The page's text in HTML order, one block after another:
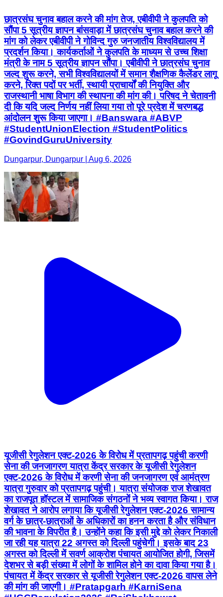
छात्रसंघ चुनाव बहाल करने की मांग तेज, एबीवीपी ने कुलपति को
सौंपा 5 सूत्रीय ज्ञापन बांसवाड़ा में छात्रसंघ चुनाव बहाल करने की
मांग को लेकर एबीवीपी ने गोविन्द गुरु जनजातीय विश्वविद्यालय में
प्रदर्शन किया। कार्यकर्ताओं ने कुलपति के माध्यम से उच्च शिक्षा
मंत्री के नाम 5 सूत्रीय ज्ञापन सौंपा। एबीवीपी ने छात्रसंघ चुनाव
जल्द शुरू करने, सभी विश्वविद्यालयों में समान शैक्षणिक कैलेंडर लागू
करने, रिक्त पदों पर भर्ती, स्थायी प्राचार्यों की नियुक्ति और
राजस्थानी भाषा विभाग की स्थापना की मांग की। परिषद ने चेतावनी
दी कि यदि जल्द निर्णय नहीं लिया गया तो पूरे प्रदेश में चरणबद्ध
आंदोलन शुरू किया जाएगा। #Banswara #ABVP
#StudentUnionElection #StudentPolitics
#GovindGuruUniversity
Dungarpur, Dungarpur | Aug 6, 2026
यूजीसी रेगुलेशन एक्ट-2026 के विरोध में प्रतापगढ़ पहुंची करणी
सेना की जनजागरण यात्रा केंद्र सरकार के यूजीसी रेगुलेशन
एक्ट-2026 के विरोध में करणी सेना की जनजागरण एवं आमंत्रण
यात्रा गुरुवार को प्रतापगढ़ पहुंची। यात्रा संयोजक राज शेखावत
का राजपूत हॉस्टल में सामाजिक संगठनों ने भव्य स्वागत किया। राज
शेखावत ने आरोप लगाया कि यूजीसी रेगुलेशन एक्ट-2026 सामान्य
वर्ग के छात्र-छात्राओं के अधिकारों का हनन करता है और संविधान
की भावना के विपरीत है। उन्होंने कहा कि इसी मुद्दे को लेकर निकाली
जा रही यह यात्रा 22 अगस्त को दिल्ली पहुंचेगी। इसके बाद 23
अगस्त को दिल्ली में सवर्ण आक्रोश पंचायत आयोजित होगी, जिसमें
देशभर से बड़ी संख्या में लोगों के शामिल होने का दावा किया गया है।
पंचायत में केंद्र सरकार से यूजीसी रेगुलेशन एक्ट-2026 वापस लेने
की मांग की जाएगी। #Pratapgarh #KarniSena